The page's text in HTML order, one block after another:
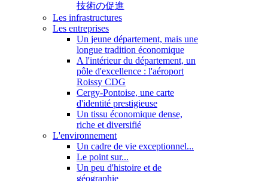
技術の促進
Les infrastructures
Les entreprises
Un jeune département, mais une
longue tradition économique
A l'intérieur du département, un
pôle d'excellence : l'aéroport
Roissy CDG
Cergy-Pontoise, une carte
d'identité prestigieuse
Un tissu économique dense,
riche et diversifié
L'environnement
Un cadre de vie exceptionnel...
Le point sur...
Un peu d'histoire et de
géographie